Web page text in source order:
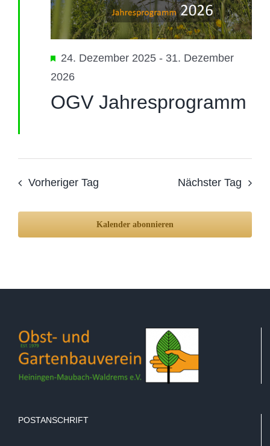
Juni
2026
OGV Jahresprogramm
Hervorgehoben
24. Dezember 2025 - 31. Dezember
2026
Vorheriger Tag Nächster Tag
Kalender abonnieren
POSTANSCHRIFT